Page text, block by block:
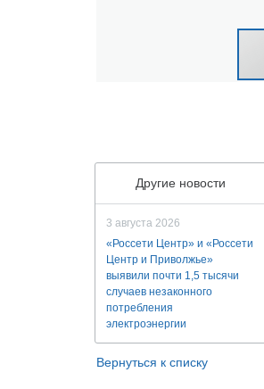
Другие новости
3 августа 2026
«Россети Центр» и «Россети
Центр и Приволжье»
выявили почти 1,5 тысячи
случаев незаконного
потребления
электроэнергии
Вернуться к списку